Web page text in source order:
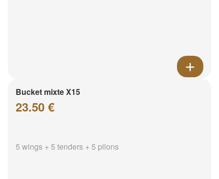
Bucket mixte X15
23.50 €
5 wings + 5 tenders + 5 pilons